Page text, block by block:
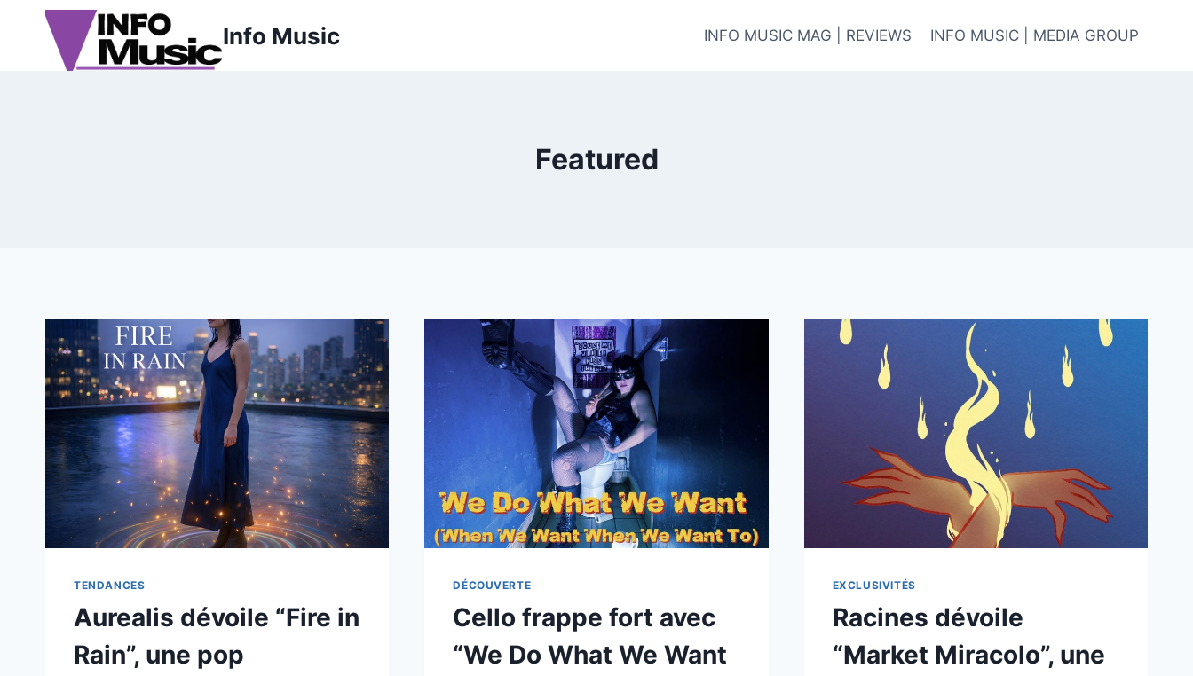
Info Music INFO MUSIC MAG | REVIEWS INFO MUSIC | MEDIA GROUP
Featured
TENDANCES
Aurealis dévoile “Fire in
Rain”, une pop
DÉCOUVERTE
Cello frappe fort avec
“We Do What We Want
EXCLUSIVITÉS
Racines dévoile
“Market Miracolo”, une